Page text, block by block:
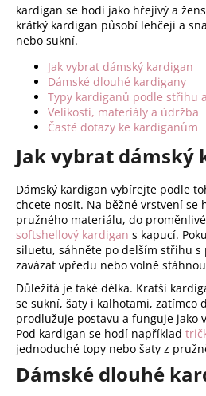
c
í
r
v
k
y
v
ý
p
i
s
u
kardigan se hodí jako hřejivý a
krátký kardigan působí lehčeji a
nebo sukní.
Jak vybrat dámský kardigan
Dámské dlouhé kardigany
Typy kardiganů podle střihu
Velikosti, materiály a údržba
Časté dotazy ke kardiganům
Jak vybrat dámský
Dámský kardigan vybírejte podle
chcete nosit. Na běžné vrstvení se
pružného materiálu, do
softshellový kardigan s kapucí.
siluetu, sáhněte po delším střihu s
zavázat vpředu nebo volně
Důležitá je také délka. Kratší
se sukní, šaty i kalhotami, zatímco
prodlužuje postavu a funguje jako
Pod kardigan se hodí například
jednoduché topy nebo šaty z
Dámské dlouhé